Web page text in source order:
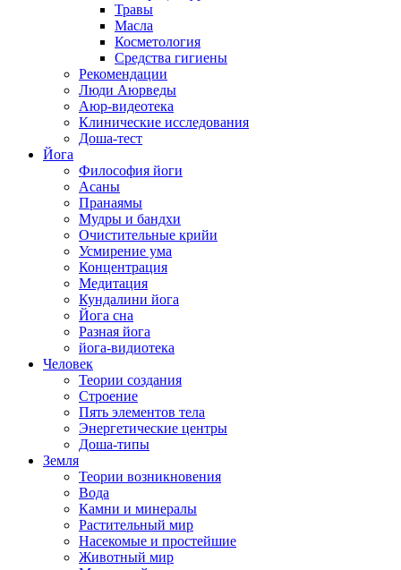
Травы
Масла
Косметология
Средства гигиены
Рекомендации
Люди Аюрведы
Аюр-видеотека
Клинические исследования
Доша-тест
Йога
Философия йоги
Асаны
Пранаямы
Мудры и бандхи
Очистительные крийи
Усмирение ума
Концентрация
Медитация
Кундалини йога
Йога сна
Разная йога
йога-видиотека
Человек
Теории создания
Строение
Пять элементов тела
Энергетические центры
Доша-типы
Земля
Теории возникновения
Вода
Камни и минералы
Растительный мир
Насекомые и простейшие
Животный мир